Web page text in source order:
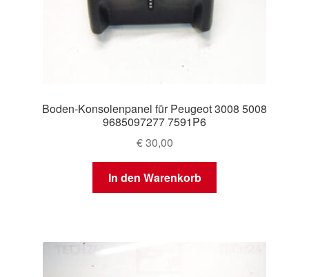
Boden-Konsolenpanel für Peugeot 3008 5008
9685097277 7591P6
€30,00
In den Warenkorb